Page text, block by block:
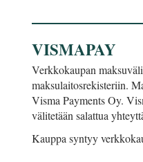
VISMAPAY
Verkkokaupan
maksulaitosrekisteriin.
Visma Payments Oy.
välitetään salattua
Kauppa syntyy